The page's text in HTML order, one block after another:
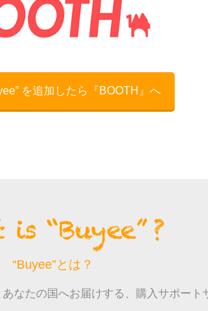
を追加したら BOOTH へ
“Buyee”とは？
なたの国へお届けする、購入サポート